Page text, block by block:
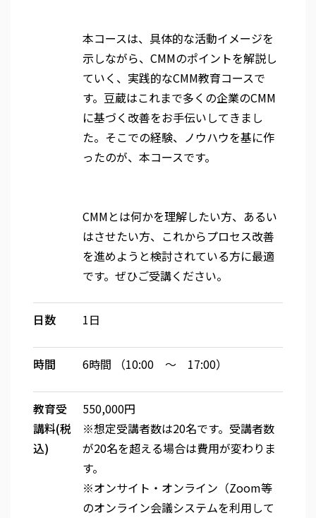
本コースは、具体的な活動イメージを
示しながら、 CMMのポイントを解説し
ていく、実践的なCMM教育コースで
す。豆蔵はこれまで多くの企業のCMM
に基づく改善をお手伝いしてきまし
た。そこでの経験、ノウハウを基に作
ったのが、本コースです。
CMMとは何かを理解したい方、あるい
はさせたい方、これからプロセス改善
を進めようと検討されている方に最適
です。ぜひご受講ください。
日数 1日
時間 6時間 （10:00 ～ 17:00）
教育受
講料(税
込)
550,000円
※想定受講者数は20名です。受講者数
が20名を超える場合は費用が変わりま
す。
※オンサイト・オンライン（Zoom等
のオンライン会議システムを利用して